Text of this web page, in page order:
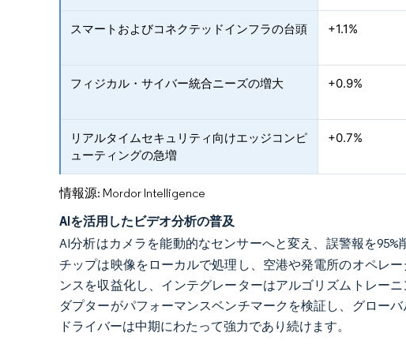
スマートおよびコネクテッドインフラの台頭 +1.1%
フィジカル・サイバー統合ニーズの増大 +0.9%
リアルタイムセキュリティ向けエッジコンピ
ューティングの急増
+0.7%
情報源: Mordor Intelligence
AIを活用したビデオ分析の普及
AI分析はカメラを能動的なセンサーへと変え、誤警報を
チップは映像をローカルで処理し、空港や発電所のオペレ
ンスを収益化し、インテグレーターはアルゴリズムトレー
ダプターがパフォーマンスベンチマークを検証し、グロー
ドライバーは中期にわたって強力であり続けます。